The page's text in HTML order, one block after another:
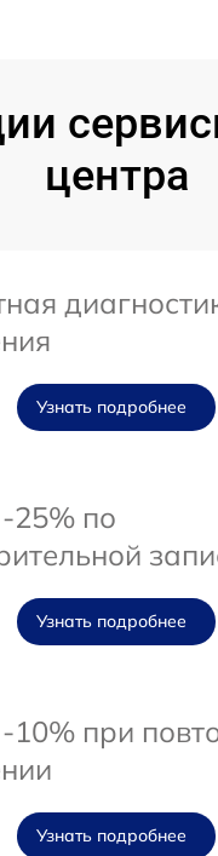
центра
Узнать подробнее
25% по
Узнать подробнее
10% при
Узнать подробнее